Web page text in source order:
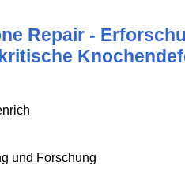
Repair -
und Forschung